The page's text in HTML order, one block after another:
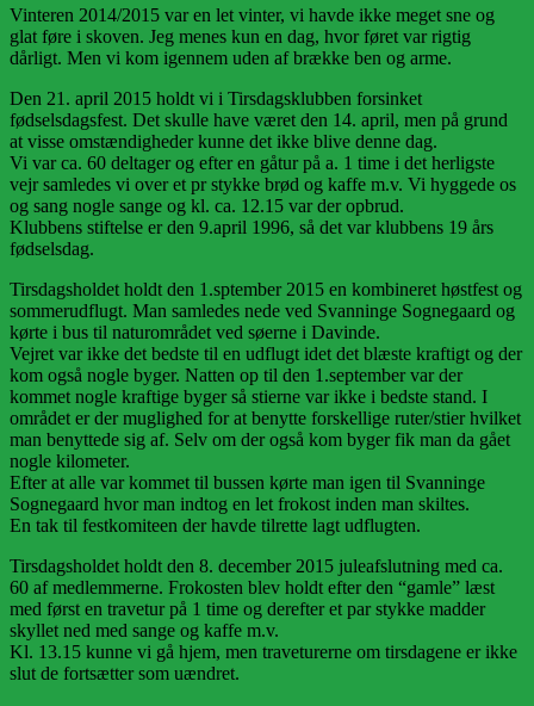
Vinteren 2014/2015 var en let vinter, vi havde ikke meget sne og
glat føre i skoven. Jeg menes kun en dag, hvor føret var rigtig
dårligt. Men vi kom igennem uden af brække ben og arme.
Den 21. april 2015 holdt vi i Tirsdagsklubben forsinket
fødselsdagsfest. Det skulle have været den 14. april, men på grund
at visse omstændigheder kunne det ikke blive denne dag.
Vi var ca. 60 deltager og efter en gåtur på a. 1 time i det herligste
vejr samledes vi over et pr stykke brød og kaffe m.v. Vi hyggede os
og sang nogle sange og kl. ca. 12.15 var der opbrud.
Klubbens stiftelse er den 9.april 1996, så det var klubbens 19 års
fødselsdag.
Tirsdagsholdet holdt den 1.sptember 2015 en kombineret høstfest og
sommerudflugt. Man samledes nede ved Svanninge Sognegaard og
kørte i bus til naturområdet ved søerne i Davinde.
Vejret var ikke det bedste til en udflugt idet det blæste kraftigt og der
kom også nogle byger. Natten op til den 1.september var der
kommet nogle kraftige byger så stierne var ikke i bedste stand. I
området er der muglighed for at benytte forskellige ruter/stier hvilket
man benyttede sig af. Selv om der også kom byger fik man da gået
nogle kilometer.
Efter at alle var kommet til bussen kørte man igen til Svanninge
Sognegaard hvor man indtog en let frokost inden man skiltes.
En tak til festkomiteen der havde tilrette lagt udflugten.
Tirsdagsholdet holdt den 8. december 2015 juleafslutning med ca.
60 af medlemmerne. Frokosten blev holdt efter den “gamle” læst
med først en travetur på 1 time og derefter et par stykke madder
skyllet ned med sange og kaffe m.v.
Kl. 13.15 kunne vi gå hjem, men traveturerne om tirsdagene er ikke
slut de fortsætter som uændret.